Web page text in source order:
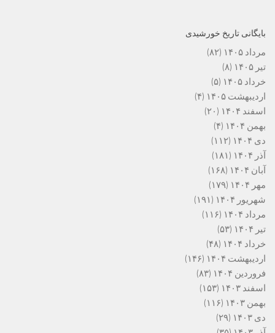
بایگانی تاریخ خورشیدی
مرداد ۱۴۰۵
(۸۲)
تیر ۱۴۰۵
(۸)
خرداد ۱۴۰۵
(۵)
اردیبهشت ۱۴۰۵
(۴)
اسفند ۱۴۰۴
(۲۰)
بهمن ۱۴۰۴
(۴)
دی ۱۴۰۴
(۱۱۲)
آذر ۱۴۰۴
(۱۸۱)
آبان ۱۴۰۴
(۱۶۸)
مهر ۱۴۰۴
(۱۷۹)
شهریور ۱۴۰۴
(۱۹۱)
مرداد ۱۴۰۴
(۱۱۶)
تیر ۱۴۰۴
(۵۳)
خرداد ۱۴۰۴
(۴۸)
اردیبهشت ۱۴۰۴
(۱۴۶)
فروردین ۱۴۰۴
(۸۳)
اسفند ۱۴۰۳
(۱۵۳)
بهمن ۱۴۰۳
(۱۱۶)
دی ۱۴۰۳
(۲۹)